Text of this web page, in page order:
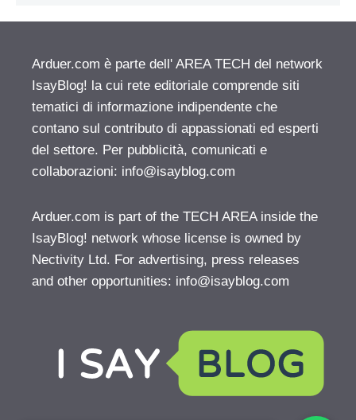
Arduer.com è parte dell' AREA TECH del network
IsayBlog! la cui rete editoriale comprende siti
tematici di informazione indipendente che
contano sul contributo di appassionati ed esperti
del settore. Per pubblicità, comunicati e
collaborazioni: info@isayblog.com
Arduer.com is part of the TECH AREA inside the
IsayBlog! network whose license is owned by
Nectivity Ltd. For advertising, press releases
and other opportunities: info@isayblog.com